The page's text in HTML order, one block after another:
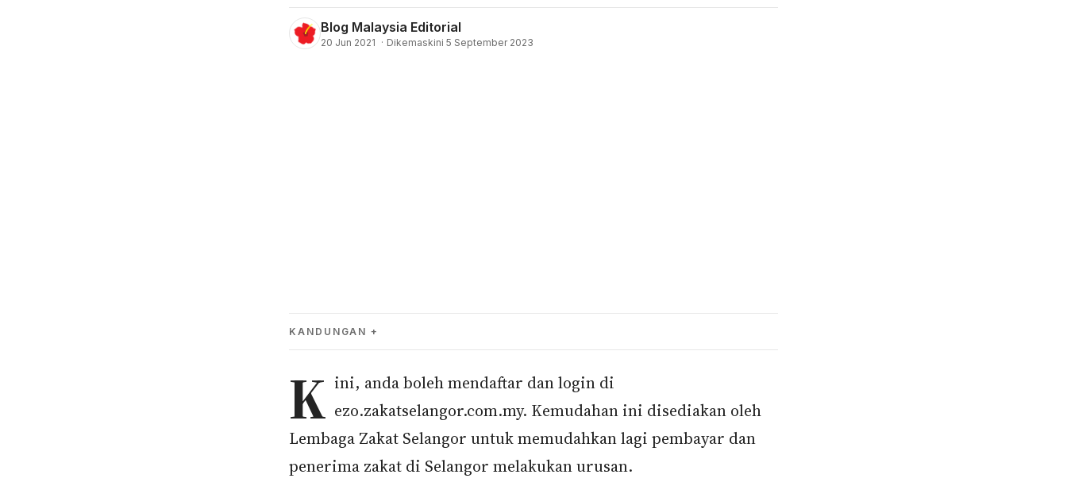
Blog Malaysia Editorial
20 Jun 2021 · Dikemaskini 5 September 2023
KANDUNGAN
K ini, anda boleh mendaftar dan login di
ezo.zakatselangor.com.my. Kemudahan ini disediakan oleh
Lembaga Zakat Selangor untuk memudahkan lagi pembayar dan
penerima zakat di Selangor melakukan urusan.